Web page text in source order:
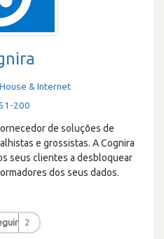
& Internet
200
de soluções de
e grossistas. A Cognira
seus clientes a desbloquear
dos seus dados.
2